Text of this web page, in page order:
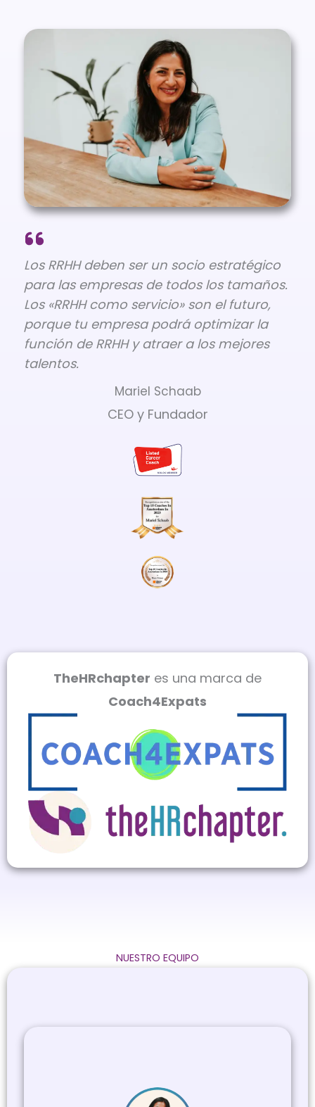
Los RRHH deben ser un socio estratégico
para las empresas de todos los tamaños.
Los «RRHH como servicio» son el futuro,
porque tu empresa podrá optimizar la
función de RRHH y atraer a los mejores
talentos.
Mariel Schaab
CEO y Fundador
TheHRchapter es una marca de
Coach4Expats
NUESTRO EQUIPO